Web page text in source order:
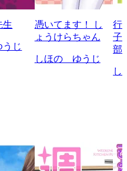
生
じ
憑いてます！ し
ょうけらちゃん
しほの ゆうじ
行
子
部
し